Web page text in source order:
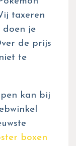
taxeren
doen je
de prijs
te
kan bij
boxen